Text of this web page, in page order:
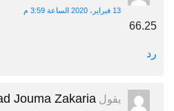
13 فبراير، 2020 الساعة 3:59 م
66.25
رد
يقول Jouma Zakaria